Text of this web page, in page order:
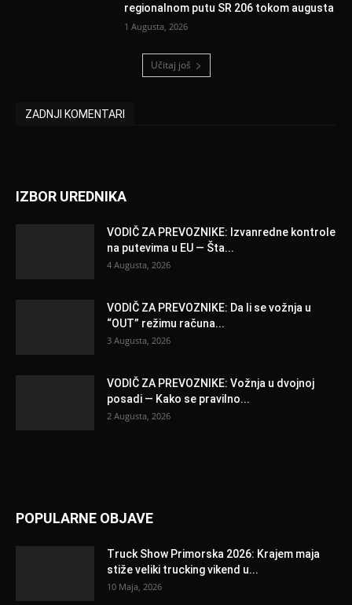
regionalnom putu SR 206 tokom augusta
1 Augusta, 2026
Učitaj još
ZADNJI KOMENTARI
IZBOR UREDNIKA
VODIČ ZA PREVOZNIKE: Izvanredne kontrole
na putevima u EU — Šta...
4 Augusta, 2026
VODIČ ZA PREVOZNIKE: Da li se vožnja u
“OUT” režimu računa...
3 Augusta, 2026
VODIČ ZA PREVOZNIKE: Vožnja u dvojnoj
posadi — Kako se pravilno...
2 Augusta, 2026
POPULARNE OBJAVE
Truck Show Primorska 2026: Krajem maja
stiže veliki trucking vikend u...
10 Maja, 2026